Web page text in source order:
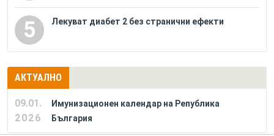
5 Лекуват диабет 2 без странични ефекти
АКТУАЛНО
09.01.
2026
Имунизационен календар на Република
България